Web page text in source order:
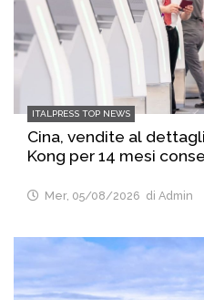
ITALPRESS TOP NEWS
Cina, vendite al
Kong per 14 mesi
Mer, 05/08/2026 di Admin